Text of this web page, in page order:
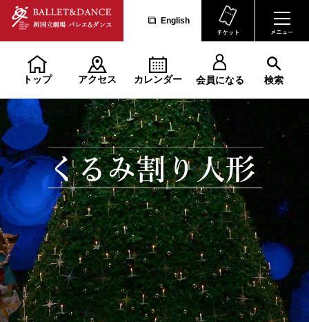
English
トップ アクセス カレンダー 会員になる 検索